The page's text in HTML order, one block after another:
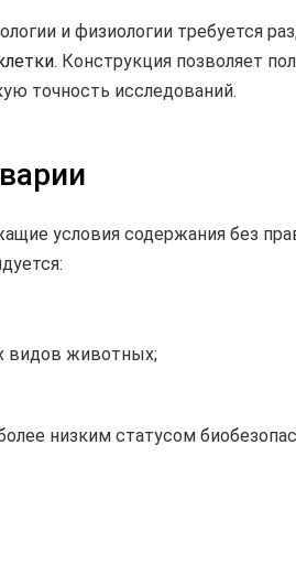
и физиологии требуется
. Конструкция позволяет
точность исследований.
условия содержания без
видов животных;
низким статусом